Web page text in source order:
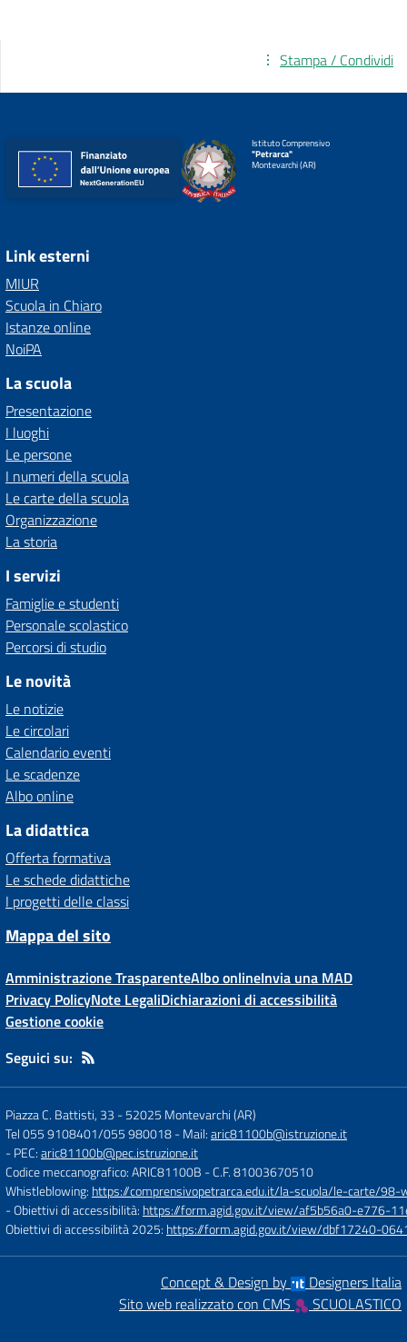
Stampa / Condividi
Istituto Comprensivo
"Petrarca"
Montevarchi (AR)
Link esterni
MIUR
Scuola in Chiaro
Istanze online
NoiPA
La scuola
Presentazione
I luoghi
Le persone
I numeri della scuola
Le carte della scuola
Organizzazione
La storia
I servizi
Famiglie e studenti
Personale scolastico
Percorsi di studio
Le novità
Le notizie
Le circolari
Calendario eventi
Le scadenze
Albo online
La didattica
Offerta formativa
Le schede didattiche
I progetti delle classi
Mappa del sito
Amministrazione TrasparenteAlbo onlineInvia una MAD
Privacy PolicyNote LegaliDichiarazioni di accessibilità
Gestione cookie
Seguici su:
Piazza C. Battisti, 33 -52025 Montevarchi (AR)
Tel 055 9108401/055 980018- Mail:aric81100b@istruzione.it
- PEC:aric81100b@pec.istruzione.it
Codice meccanografico: ARIC81100B - C.F. 81003670510
Whistleblowing: https://comprensivopetrarca.edu.it/la-scuola/le-carte/98-
- Obiettivi di accessibilità: https://form.agid.gov.it/view/af5b56a0-e776-
Obiettivi di accessibilità 2025: https://form.agid.gov.it/view/dbf17240-
Concept & Design by
Designers Italia
Sito web realizzato con CMS
SCUOLASTICO